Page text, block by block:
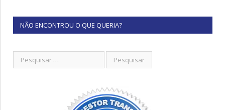
NÃO ENCONTROU O QUE QUERIA?